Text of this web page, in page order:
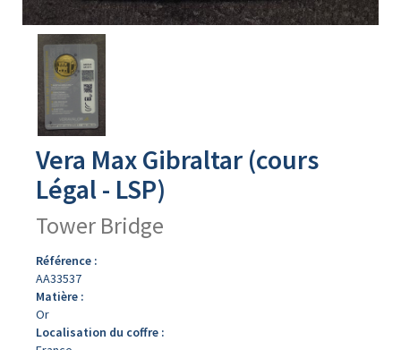
Avers
produit
Vera Max Gibraltar (cours
Légal - LSP)
Tower Bridge
Référence :
AA33537
Matière :
Or
Localisation du coffre :